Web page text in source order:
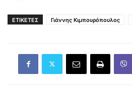
ΕΤΙΚΕΤΕΣ Γιάννης Κιμπουρόπουλος